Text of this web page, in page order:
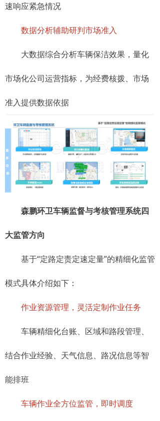
速响应紧急情况
数据分析辅助研判市场准入
大数据综合分析车辆保洁效果，量化
市场化公司运营指标，为经费核拨、市场
准入提供数据依据
森鹏环卫车辆监督与考核管理系统四
大监管方向
基于“定路定责定速定量”的精细化监管
模式具体介绍如下：
作业资源管理，灵活定制作业任务
车辆精细化台账、区域和路段管理、
结合作业经验、天气信息、路况信息等智
能排班
车辆作业全方位监管，即时调度